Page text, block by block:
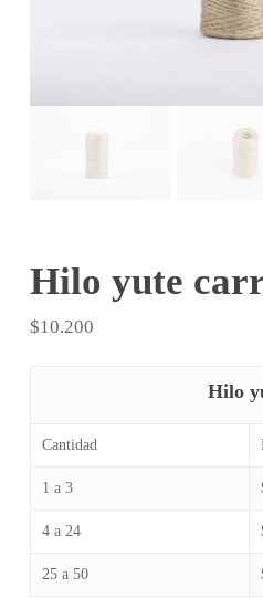
Hilo yute
$10.200
Hilo
Cantidad
1 a 3
4 a 24
25 a 50